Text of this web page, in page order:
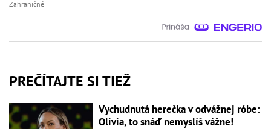
Zahraničné
PREČÍTAJTE SI TIEŽ
Vychudnutá herečka v odvážnej róbe:
Olivia, to snáď nemyslíš vážne!